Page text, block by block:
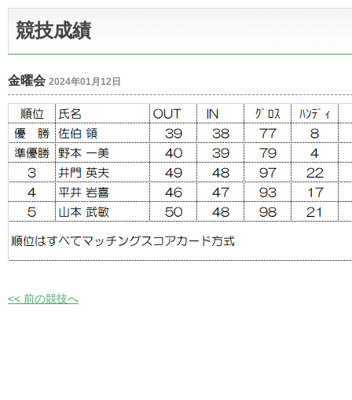
競技成績
金曜会 2024年01月12日
<< 前の競技へ